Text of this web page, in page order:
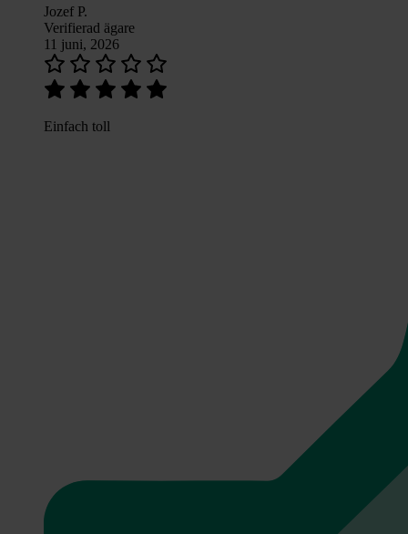
Jozef P.
Verifierad ägare
11 juni, 2026
Einfach toll